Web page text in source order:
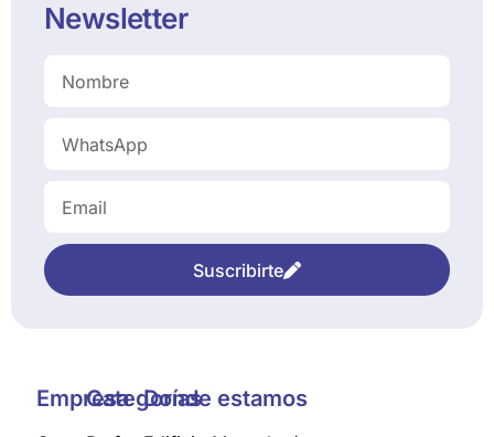
Newsletter
Suscribirte
EmpresaCategoríasDonde estamos